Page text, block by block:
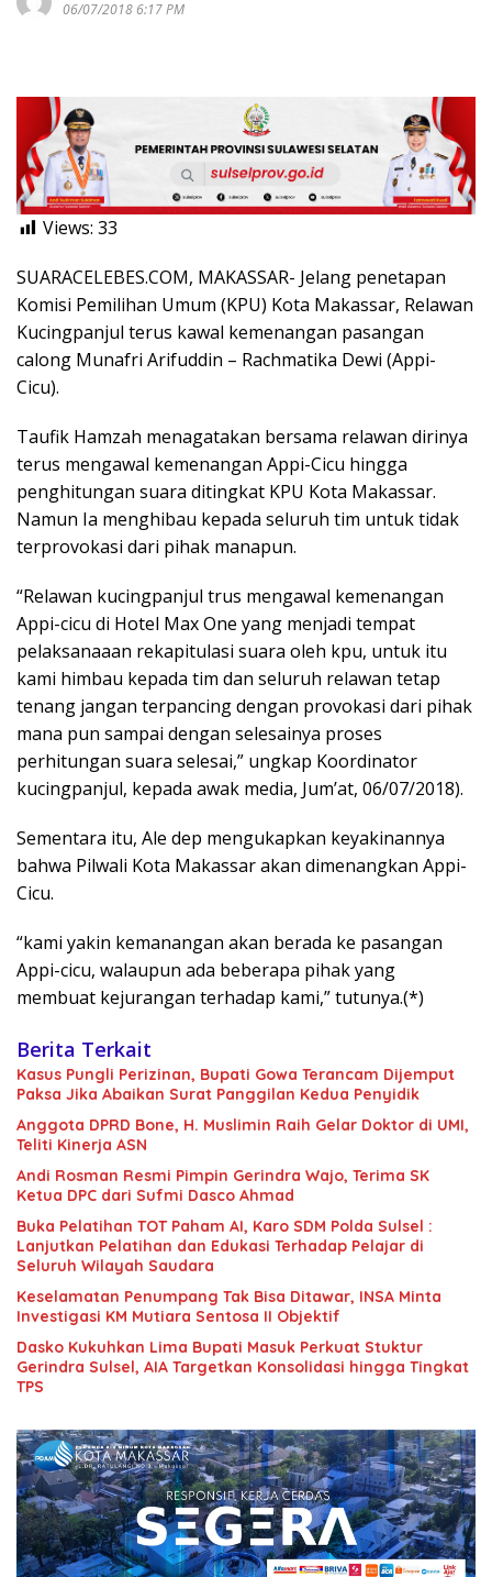
06/07/2018 6:17 PM
Views: 33
SUARACELEBES.COM, MAKASSAR- Jelang penetapan
Komisi Pemilihan Umum (KPU) Kota Makassar, Relawan
Kucingpanjul terus kawal kemenangan pasangan
calong Munafri Arifuddin – Rachmatika Dewi (Appi-
Cicu).
Taufik Hamzah menagatakan bersama relawan dirinya
terus mengawal kemenangan Appi-Cicu hingga
penghitungan suara ditingkat KPU Kota Makassar.
Namun Ia menghibau kepada seluruh tim untuk tidak
terprovokasi dari pihak manapun.
“Relawan kucingpanjul trus mengawal kemenangan
Appi-cicu di Hotel Max One yang menjadi tempat
pelaksanaaan rekapitulasi suara oleh kpu, untuk itu
kami himbau kepada tim dan seluruh relawan tetap
tenang jangan terpancing dengan provokasi dari pihak
mana pun sampai dengan selesainya proses
perhitungan suara selesai,” ungkap Koordinator
kucingpanjul, kepada awak media, Jum’at, 06/07/2018).
Sementara itu, Ale dep mengukapkan keyakinannya
bahwa Pilwali Kota Makassar akan dimenangkan Appi-
Cicu.
“kami yakin kemanangan akan berada ke pasangan
Appi-cicu, walaupun ada beberapa pihak yang
membuat kejurangan terhadap kami,” tutunya.(*)
Berita Terkait
Kasus Pungli Perizinan, Bupati Gowa Terancam Dijemput
Paksa Jika Abaikan Surat Panggilan Kedua Penyidik
Anggota DPRD Bone, H. Muslimin Raih Gelar Doktor di UMI,
Teliti Kinerja ASN
Andi Rosman Resmi Pimpin Gerindra Wajo, Terima SK
Ketua DPC dari Sufmi Dasco Ahmad
Buka Pelatihan TOT Paham AI, Karo SDM Polda Sulsel :
Lanjutkan Pelatihan dan Edukasi Terhadap Pelajar di
Seluruh Wilayah Saudara
Keselamatan Penumpang Tak Bisa Ditawar, INSA Minta
Investigasi KM Mutiara Sentosa II Objektif
Dasko Kukuhkan Lima Bupati Masuk Perkuat Stuktur
Gerindra Sulsel, AIA Targetkan Konsolidasi hingga Tingkat
TPS